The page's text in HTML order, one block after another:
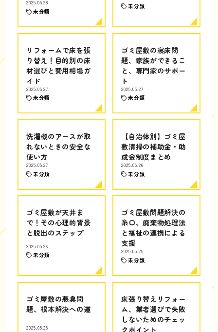
2025.05.28
未分類
未分類
リフォームで床を張
り替え！目的別の床
材選びと費用相場ガ
イド
2025.05.27
未分類
ゴミ屋敷の寝床問
題、家族ができるこ
と、専門家のサポー
ト
2025.05.27
未分類
洗濯機のアースが取
れないときの安全な
使い方
2025.05.27
未分類
【自治体別】ゴミ屋
敷清掃の補助金・助
成金制度まとめ
2025.05.26
未分類
ゴミ屋敷が天井ま
で！その心理的背景
と脱出のステップ
2025.05.26
未分類
ゴミ屋敷問題解決の
糸口、廃棄物処理法
と福祉の連携による
支援
2025.05.25
未分類
ゴミ屋敷の悪臭問
題、根本解決への道
2025.05.25
床張り替えリフォー
ム、業者選びで失敗
しないためのチェッ
クポイント